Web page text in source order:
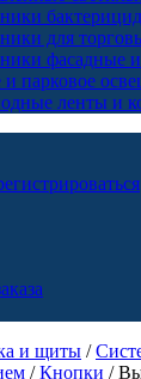
для
фасадные
парковое
ленты и
и щиты /
/Кнопки /